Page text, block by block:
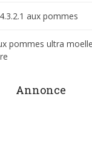
aux pommes
pommes ultra
Annonce